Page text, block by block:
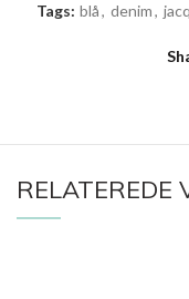
Tags: blå, denim,
RELATEREDE